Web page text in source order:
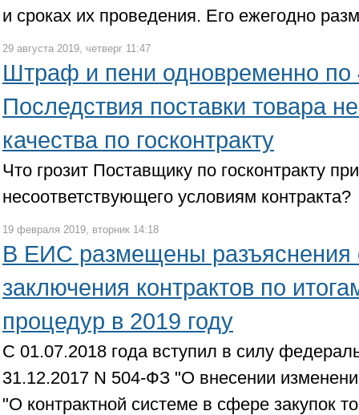
и сроках их проведения. Его ежегодно
29 августа 2019, четверг 11:47
Штраф и пени одновременно
Последствия поставки товара
качества по госконтракту
Что грозит Поставщику по госконтракту
несоответствующего условиям контракта?
19 февраля 2019, вторник 14:18
В ЕИС размещены разъяснения
заключения контрактов по
процедур в 2019 году
С 01.07.2018 года вступил в силу
31.12.2017 N 504-ФЗ "О внесении
"О контрактной системе в сфере закупок